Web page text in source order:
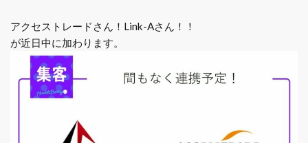
アクセストレードさん！Link-Aさん！！
が近日中に加わります。